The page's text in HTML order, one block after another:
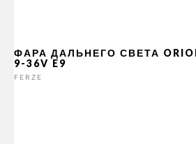
ФАРА ДАЛЬНЕГО СВЕТА
9-36V E9
FERZE